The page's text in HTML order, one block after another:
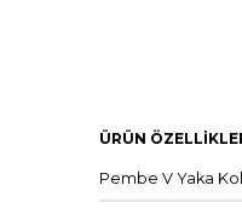
ÜRÜN
Pembe V Yaka